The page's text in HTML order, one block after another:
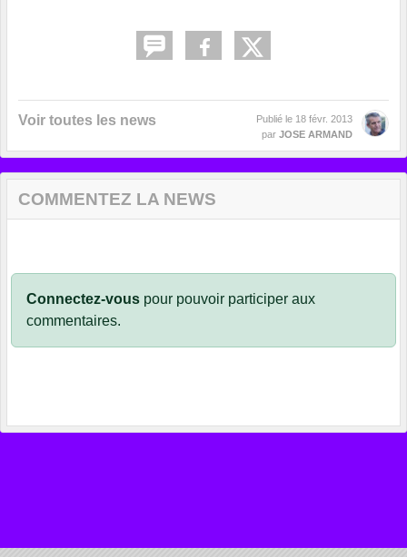
Voir toutes les news Publié le 18 févr. 2013
par JOSE ARMAND
COMMENTEZ LA NEWS
Connectez-vous pour pouvoir participer aux
commentaires.